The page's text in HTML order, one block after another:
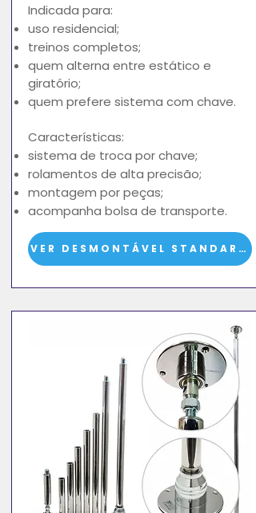
Indicada para:
uso residencial;
treinos completos;
quem alterna entre estático e
giratório;
quem prefere sistema com chave.
Características:
sistema de troca por chave;
rolamentos de alta precisão;
montagem por peças;
acompanha bolsa de transporte.
VER DESMONTÁVEL STANDARD